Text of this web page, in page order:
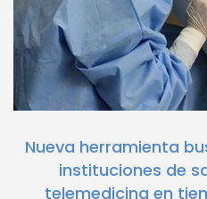
Nueva herramienta
instituciones de
telemedicina en